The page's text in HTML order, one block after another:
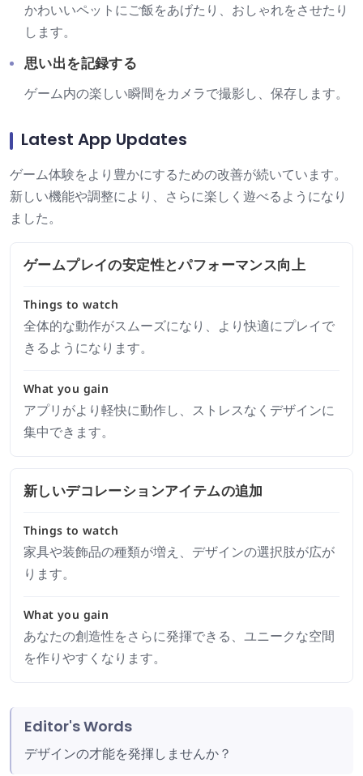
かわいいペットにご飯をあげたり、おしゃれをさせたり
します。
思い出を記録する
ゲーム内の楽しい瞬間をカメラで撮影し、保存します。
Latest App Updates
ゲーム体験をより豊かにするための改善が続いています。
新しい機能や調整により、さらに楽しく遊べるようになり
ました。
ゲームプレイの安定性とパフォーマンス向上
Things to watch
全体的な動作がスムーズになり、より快適にプレイで
きるようになります。
What you gain
アプリがより軽快に動作し、ストレスなくデザインに
集中できます。
新しいデコレーションアイテムの追加
Things to watch
家具や装飾品の種類が増え、デザインの選択肢が広が
ります。
What you gain
あなたの創造性をさらに発揮できる、ユニークな空間
を作りやすくなります。
Editor's Words
デザインの才能を発揮しませんか？